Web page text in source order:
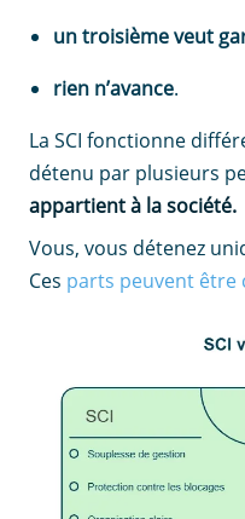
un troisième veut
rien n’avance.
La SCI fonctionne
détenu par plusieurs
appartient à la société.
Vous, vous détenez
Ces parts peuvent être